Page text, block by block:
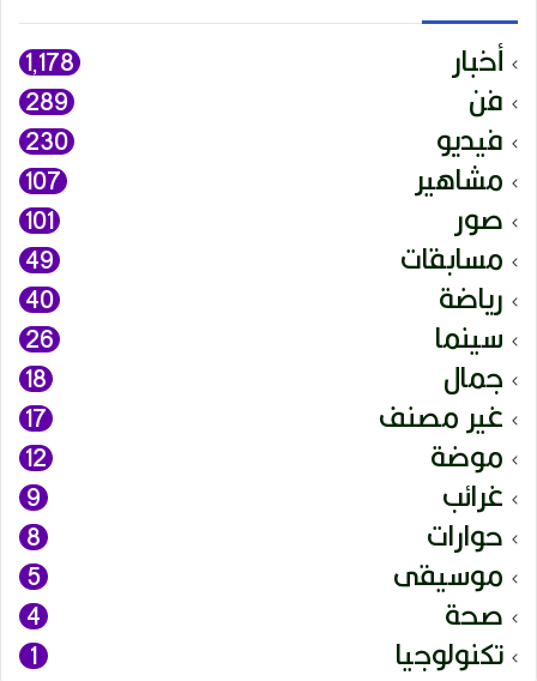
أخبار 1٬178
فن 289
فيديو 230
مشاهير 107
صور 101
مسابقات 49
رياضة 40
سينما 26
جمال 18
غير مصنف 17
موضة 12
غرائب 9
حوارات 8
موسيقى 5
صحة 4
تكنولوجيا 1